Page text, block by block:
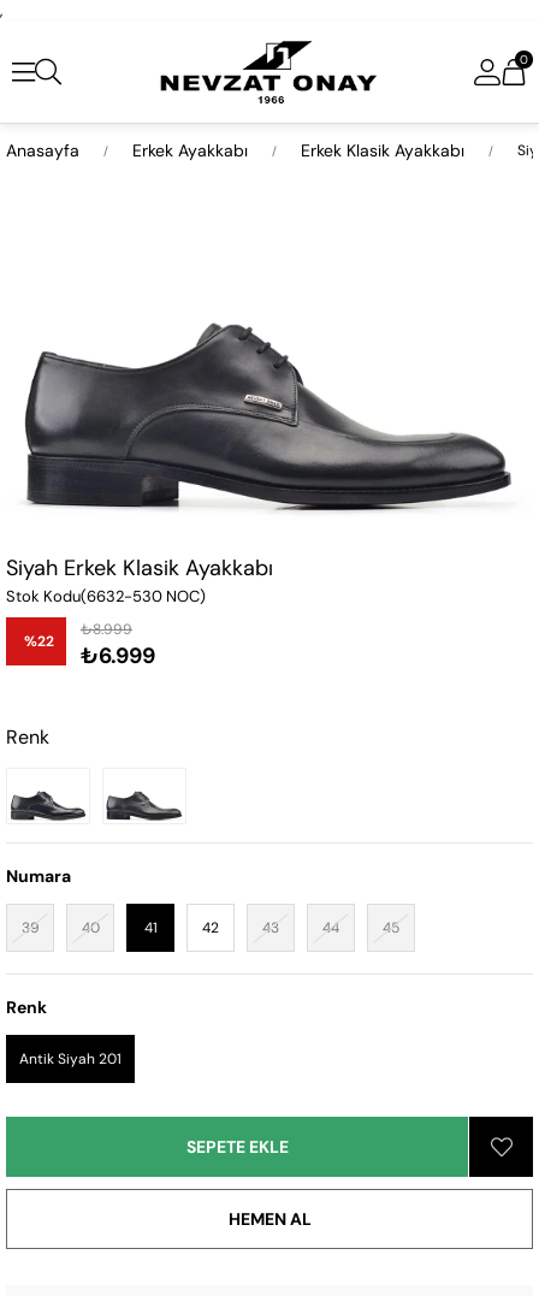
,
0
Anasayfa Erkek Ayakkabı Erkek Klasik Ayakkabı
Siyah Erkek Klasik Ayakkabı
Stok Kodu(6632-530 NOC)
%22
İndirim
₺8.999
₺6.999
Renk
Numara
39 40 41 42 43 44 45
Renk
Antik Siyah 201